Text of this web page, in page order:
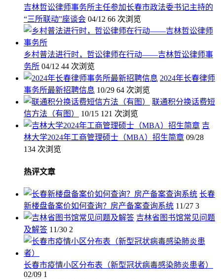
吉林哲讼律师事务所主任参加长春市政法委书记主持的
“三所联动”座谈会 04/12 66 次浏览
乡村普法进行时，哲讼律师在行动——吉林哲讼律师事
务所 04/12 44 次浏览
2024年长春律师
事务所最新招聘信息 10/29 64 次浏览
联通积分换话费短
信方法（有图）
10/15 121 次浏览
吉
林大学2024年工商管理硕士（MBA）招生简章 09/28
134 次浏览
热评文章
长春
新楼盘备案价如何查询？房产备案查询系统 11/27 3
吉林省图书馆常见问题
及解答 11/30 2
长春市疫情小区分布表（新型冠状病毒感染肺炎患者）
02/09 1